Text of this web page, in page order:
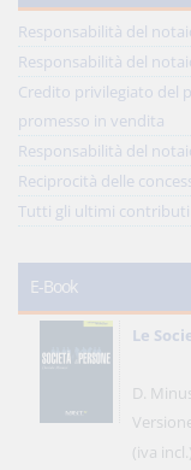
Responsabilità del
Responsabilità del
Credito privilegiato del
promesso in vendita
Responsabilità del
Reciprocità delle
Tutti gli ultimi contributi
E-Book
Le
D.
(iva incl.)